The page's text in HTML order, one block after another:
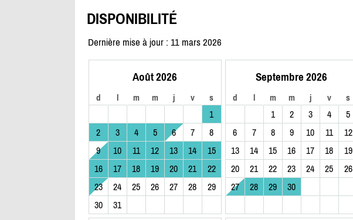
DISPONIBILITÉ
Dernière mise à jour : 11 mars 2026
Août 2026
d l m m j v s
1
2
3 4 5 6 7
8
9
10 11 12 13 14
15
16
17 18 19 20 21
22
23
24 25 26 27 28
29
30
31
Septembre 2026
d l m m j v s
1 2 3 4
5
6
7 8 9 10 11
12
13
14 15 16 17 18
19
20
21 22 23 24 25
26
27
28 29 30